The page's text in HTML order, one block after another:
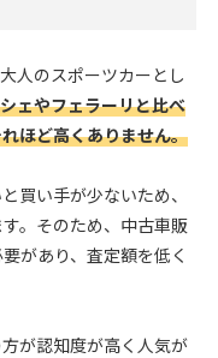
人のスポーツカーとし
ェやフェラーリと比べ
ほど高くありません。
買い手が少ないため、
。そのため、中古車販
があり、査定額を低く
が認知度が高く人気が